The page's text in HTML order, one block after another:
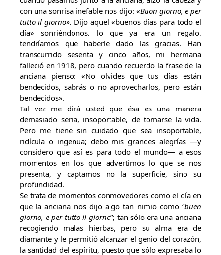
con una sonrisa inefable nos dijo: «Buon giorno, e per
tutto il giorno». Dijo aquel «buenos días para todo el
día» sonriéndonos, lo que ya era un regalo,
tendríamos que haberle dado las gracias. Han
transcurrido sesenta y cinco años, mi hermana
falleció en 1918, pero cuando recuerdo la frase de la
anciana pienso: «No olvides que tus días están
bendecidos, sabrás o no aprovecharlos, pero están
bendecidos».
Tal vez me dirá usted que ésa es una manera
demasiado seria, insoportable, de tomarse la vida.
Pero me tiene sin cuidado que sea insoportable,
ridícula o ingenua; debo mis grandes alegrías —y
considero que así es para todo el mundo— a esos
momentos en los que advertimos lo que se nos
presenta, y captamos no la superficie, sino su
profundidad.
Se trata de momentos conmovedores como el día en
que la anciana nos dijo algo tan nimio como “buen
giorno, e per tutto il giorno”; tan sólo era una anciana
recogiendo malas hierbas, pero su alma era de
diamante y le permitió alcanzar el genio del corazón,
la santidad del espíritu, puesto que sólo expresaba lo